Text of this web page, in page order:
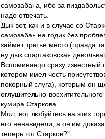
самозабана, ибо за
надо отвечать.
Дык вот, как и в случае со
самозабан на годик без
займет третье место (правда
ну дык спартаковская
Вспоминаецо сразу известный
котором имел честь
покорный слуга), которым он
оглушительно-восхитительного
кумира Старкова.
Мол, вот любуйтесь на этих
его ненавидели, а он им
теперь тот Старков?".